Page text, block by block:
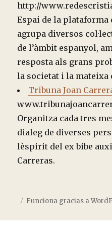
http://
Espai de la plataforma
agrupa diversos
de l’àmbit espanyol,
resposta als grans
la societat i la mateixa
Tribuna Joan
Organitza cada tres
dialeg de diverses
lèspirit del ex bibe
Carreras.
Funciona gracias a